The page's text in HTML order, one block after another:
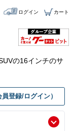
ログイン カート
の16インチのサ
登録/ログイン）